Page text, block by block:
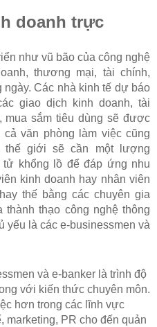
doanh trực
như vũ bão của công nghệ
thương mại, tài chính,
Các nhà kinh tế dự báo
giao dịch kinh doanh, tài
mua sắm tiêu dùng sẽ được
văn phòng làm việc cũng
thế giới sẽ cần một lượng
khổng lồ để đáp ứng nhu
kinh doanh hay nhân viên
thế bằng các chuyên gia
thạo công nghệ thông
yếu là các e-businessmen và
và e-banker là trình độ
với kiến thức chuyên môn.
hơn trong các lĩnh vực
marketing, PR cho đến quản